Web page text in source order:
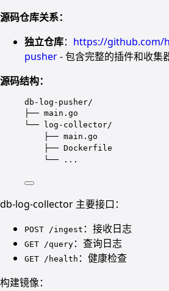
源码仓库关系：
独立仓库： https://github.com/
pusher- 包含完整的插件和收集
源码结构：
db-log-pusher/
├── main.go
└── log-collector/
├── main.go
├── Dockerfile
└── ...                      #
db-log-collector 主要接口：
POST /ingest ：接收日志
GET /query ：查询日志
GET /health ：健康检查
构建镜像：